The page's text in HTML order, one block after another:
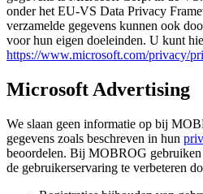
onder het EU-VS Data Privacy
verzamelde gegevens kunnen ook
voor hun eigen doeleinden. U kunt
https://www.microsoft.com/privacy/
Microsoft Advertising
We slaan geen informatie op bij
gegevens zoals beschreven in hun
beoordelen. Bij MOBROG
de gebruikerservaring te verbeteren